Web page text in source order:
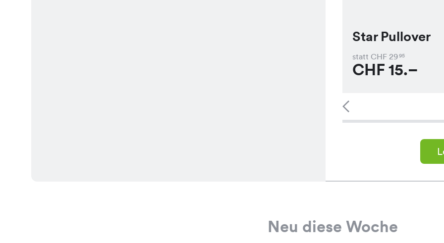
Star Pullover
statt CHF 2995
CHF 15.–
Neu diese Woche